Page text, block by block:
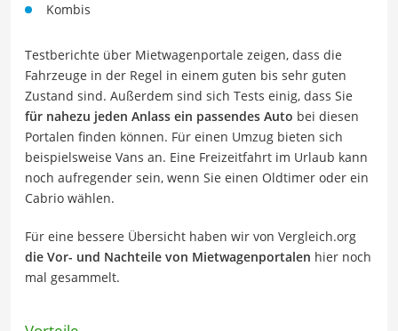
Kombis
Testberichte über Mietwagenportale zeigen, dass die
Fahrzeuge in der Regel in einem guten bis sehr guten
Zustand sind. Außerdem sind sich Tests einig, dass Sie
für nahezu jeden Anlass ein passendes Auto bei diesen
Portalen finden können. Für einen Umzug bieten sich
beispielsweise Vans an. Eine Freizeitfahrt im Urlaub kann
noch aufregender sein, wenn Sie einen Oldtimer oder ein
Cabrio wählen.
Für eine bessere Übersicht haben wir von Vergleich.org
die Vor- und Nachteile von Mietwagenportalen hier noch
mal gesammelt.